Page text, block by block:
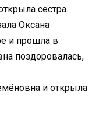
сестра.
Оксана
и прошла в
поздоровалась,
и открыла